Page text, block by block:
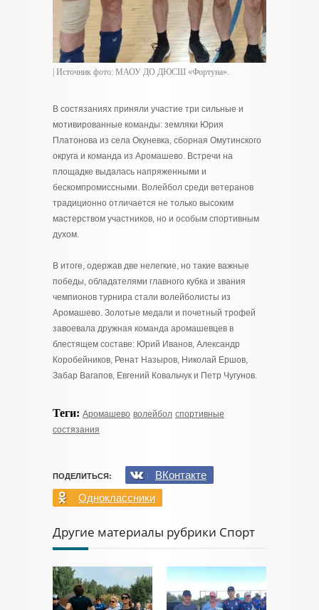
| Источник фото: МАОУ ДО ДЮСШ «Фортуна».
В состязаниях приняли участие три сильные и
мотивированные команды: земляки Юрия
Платонова из села Окуневка, сборная Омутинского
округа и команда из Аромашево. Встречи на
площадке выдалась напряженными и
бескомпромиссными. Волейбол среди ветеранов
традиционно отличается не только высоким
мастерством участников, но и особым спортивным
духом.
В итоге, одержав две нелегкие, но такие важные
победы, обладателями главного кубка и звания
чемпионов турнира стали волейболисты из
Аромашево. Золотые медали и почетный трофей
завоевала дружная команда аромашевцев в
блестящем составе: Юрий Иванов, Александр
Коробейников, Ренат Назыров, Николай Ершов,
Забар Вагапов, Евгений Ковальчук и Петр Чугунов.
Теги: Аромашево волейбол спортивные
состязания
ПОДЕЛИТЬСЯ:
ВКонтакте
Одноклассники
Другие материалы рубрики Спорт